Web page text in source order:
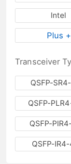
Intel
Plus +
Transceiver
QSFP-
QSFP-
QSFP-
QSFP-